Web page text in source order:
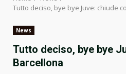
Tutto deciso, bye bye Juve: chiude
News
Tutto deciso, bye bye
Barcellona